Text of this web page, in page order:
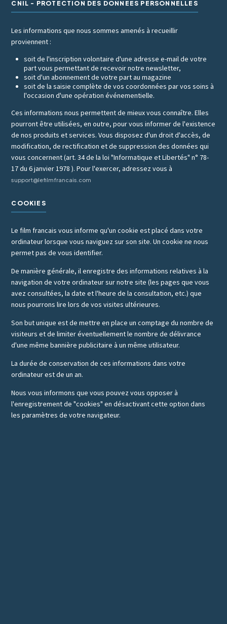
CNIL - PROTECTION DES DONNÉES PERSONNELLES
Les informations que nous sommes amenés à recueillir
proviennent :
soit de l'inscription volontaire d'une adresse e-mail de votre
part vous permettant de recevoir notre newsletter,
soit d'un abonnement de votre part au magazine
soit de la saisie complète de vos coordonnées par vos soins à
l'occasion d'une opération événementielle.
Ces informations nous permettent de mieux vous connaître. Elles
pourront être utilisées, en outre, pour vous informer de l'existence
de nos produits et services. Vous disposez d'un droit d'accès, de
modification, de rectification et de suppression des données qui
vous concernent (art. 34 de la loi "Informatique et Libertés" n° 78-
17 du 6 janvier 1978 ). Pour l'exercer, adressez vous à
support@lefilmfrancais.com
COOKIES
Le film francais vous informe qu'un cookie est placé dans votre
ordinateur lorsque vous naviguez sur son site. Un cookie ne nous
permet pas de vous identifier.
De manière générale, il enregistre des informations relatives à la
navigation de votre ordinateur sur notre site (les pages que vous
avez consultées, la date et l'heure de la consultation, etc.) que
nous pourrons lire lors de vos visites ultérieures.
Son but unique est de mettre en place un comptage du nombre de
visiteurs et de limiter éventuellement le nombre de délivrance
d'une même bannière publicitaire à un même utilisateur.
La durée de conservation de ces informations dans votre
ordinateur est de un an.
Nous vous informons que vous pouvez vous opposer à
l'enregistrement de "cookies" en désactivant cette option dans
les paramètres de votre navigateur.